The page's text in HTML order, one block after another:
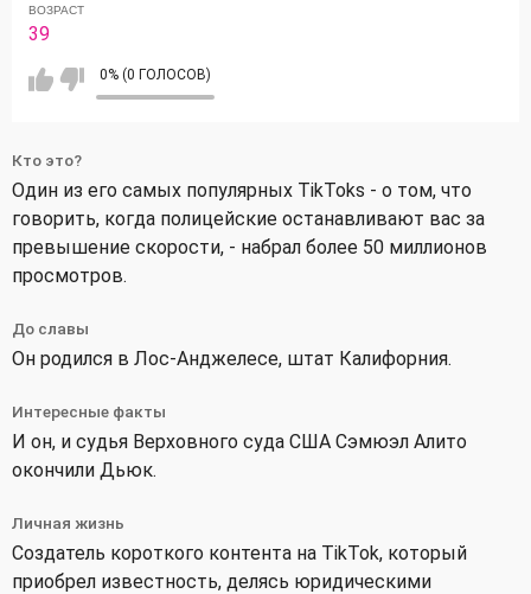
ВОЗРАСТ
39
0% (0 ГОЛОСОВ)
Кто это?
Один из его самых популярных TikToks - о том, что
говорить, когда полицейские останавливают вас за
превышение скорости, - набрал более 50 миллионов
просмотров.
До славы
Он родился в Лос-Анджелесе, штат Калифорния.
Интересные факты
И он, и судья Верховного суда США Сэмюэл Алито
окончили Дьюк.
Личная жизнь
Создатель короткого контента на TikTok, который
приобрел известность, делясь юридическими